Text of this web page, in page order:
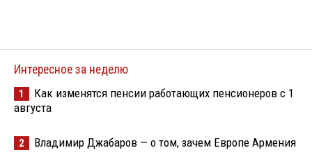
Интересное за неделю
1
Как изменятся пенсии работающих пенсионеров с 1
августа
2 Владимир Джабаров — о том, зачем Европе Армения